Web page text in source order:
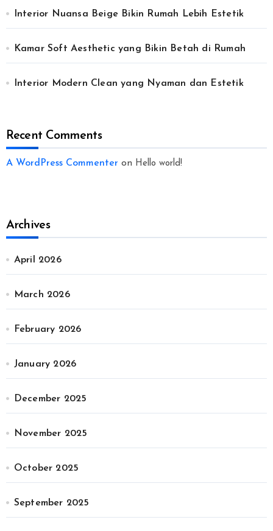
Interior Nuansa Beige Bikin Rumah Lebih Estetik
Kamar Soft Aesthetic yang Bikin Betah di Rumah
Interior Modern Clean yang Nyaman dan Estetik
Recent Comments
A WordPress Commenter on Hello world!
Archives
April 2026
March 2026
February 2026
January 2026
December 2025
November 2025
October 2025
September 2025